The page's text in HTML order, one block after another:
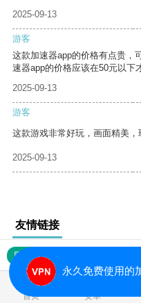
2025-09-13
游客
这款加速器app的价格有点贵，
速器app的价格应该在50元以下
2025-09-13
游客
这款游戏非常好玩，画面精美，
2025-09-13
友情链接
网站地图
首页 安卓
永久免费使用的